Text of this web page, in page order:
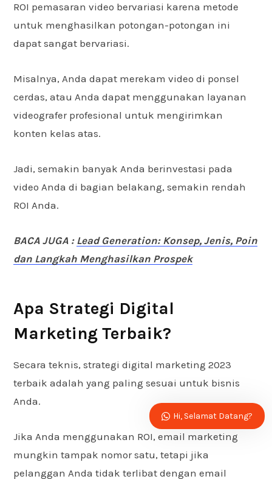
ROI pemasaran video bervariasi karena metode
untuk menghasilkan potongan-potongan ini
dapat sangat bervariasi.
Misalnya, Anda dapat merekam video di ponsel
cerdas, atau Anda dapat menggunakan layanan
videografer profesional untuk mengirimkan
konten kelas atas.
Jadi, semakin banyak Anda berinvestasi pada
video Anda di bagian belakang, semakin rendah
ROI Anda.
BACA JUGA : Lead Generation: Konsep, Jenis, Poin
dan Langkah Menghasilkan Prospek
Apa Strategi Digital
Marketing Terbaik?
Secara teknis, strategi digital marketing 2023
terbaik adalah yang paling sesuai untuk bisnis
Anda.
Jika Anda menggunakan ROI, email marketing
mungkin tampak nomor satu, tetapi jika
pelanggan Anda tidak terlibat dengan email
Hi, Selamat Datang?